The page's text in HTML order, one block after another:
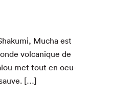
Mucha est
vol­canique de
met tout en oeu­
[…]